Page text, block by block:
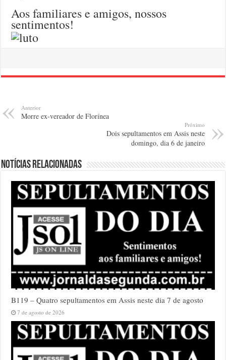
Aos familiares e amigos, nossos
sentimentos!
Anterior
Morre ex-vereador de Florínea
Próximo
Dois sepultamentos em Assis neste
domingo, dia 6 de janeiro
Notícias relacionadas
B119 – Quatro sepultamentos em Assis neste dia 7 de agosto
7 de agosto de 2026